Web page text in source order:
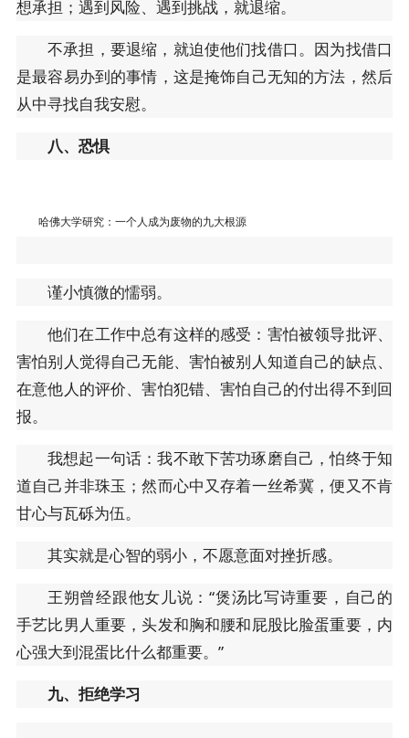
想承担；遇到风险、遇到挑战，就退缩。
不承担，要退缩，就迫使他们找借口。因为找借口
是最容易办到的事情，这是掩饰自己无知的方法，然后
从中寻找自我安慰。
八、恐惧
哈佛大学研究：一个人成为废物的九大根源
谨小慎微的懦弱。
他们在工作中总有这样的感受：害怕被领导批评、
害怕别人觉得自己无能、害怕被别人知道自己的缺点、
在意他人的评价、害怕犯错、害怕自己的付出得不到回
报。
我想起一句话：我不敢下苦功琢磨自己，怕终于知
道自己并非珠玉；然而心中又存着一丝希冀，便又不肯
甘心与瓦砾为伍。
其实就是心智的弱小，不愿意面对挫折感。
王朔曾经跟他女儿说：“煲汤比写诗重要，自己的
手艺比男人重要，头发和胸和腰和屁股比脸蛋重要，内
心强大到混蛋比什么都重要。”
九、拒绝学习